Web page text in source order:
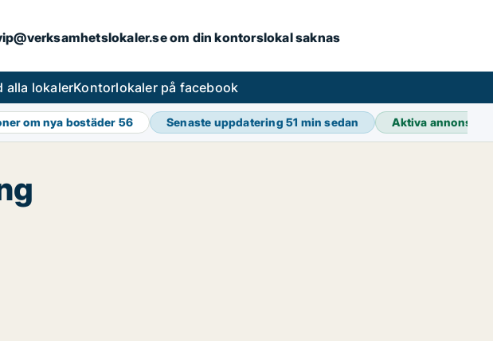
om din kontorslokal saknas
alla lokalerKontorlokaler på facebook
om nya bostäder 56 Senaste uppdatering51 min sedan Aktiva annonser